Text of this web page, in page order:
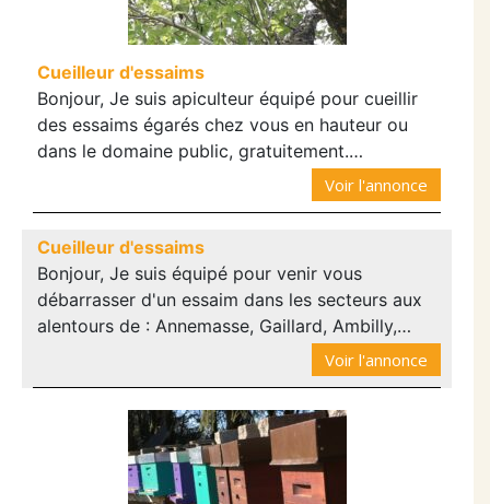
Cueilleur d'essaims
Bonjour, Je suis apiculteur équipé pour cueillir
des essaims égarés chez vous en hauteur ou
dans le domaine public, gratuitement.…
Voir l'annonce
Cueilleur d'essaims
Bonjour, Je suis équipé pour venir vous
débarrasser d'un essaim dans les secteurs aux
alentours de : Annemasse, Gaillard, Ambilly,…
Voir l'annonce